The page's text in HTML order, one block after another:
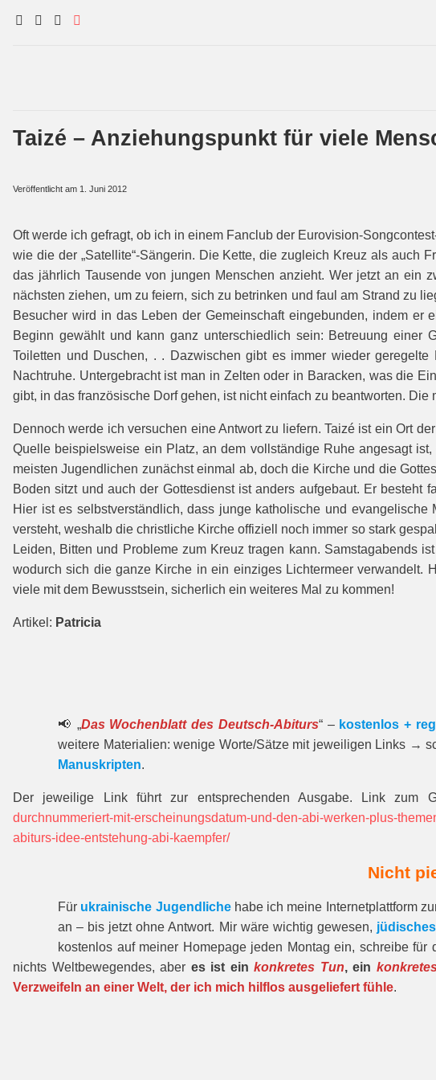
Taizé – Anziehungspunkt für viele
Veröffentlicht am 1. Juni 2012
Oft werde ich gefragt, ob ich in einem Fanclub der Eurovision-
wie die der „Satellite“-Sängerin. Die Kette, die zugleich Kreuz als auch
das jährlich Tausende von jungen Menschen anzieht. Wer jetzt an ein
nächsten ziehen, um zu feiern, sich zu betrinken und faul am Strand zu
Besucher wird in das Leben der Gemeinschaft eingebunden, indem
Beginn gewählt und kann ganz unterschiedlich sein: Betreuung einer
Toiletten und Duschen, . . Dazwischen gibt es immer wieder
Nachtruhe. Untergebracht ist man in Zelten oder in Baracken, was die
gibt, in das französische Dorf gehen, ist nicht einfach zu beantworten.
Dennoch werde ich versuchen eine Antwort zu liefern. Taizé ist ein Ort
Quelle beispielsweise ein Platz, an dem vollständige Ruhe angesagt
meisten Jugendlichen zunächst einmal ab, doch die Kirche und die
Boden sitzt und auch der Gottesdienst ist anders aufgebaut. Er
Hier ist es selbstverständlich, dass junge katholische und
versteht, weshalb die christliche Kirche offiziell noch immer so stark
Leiden, Bitten und Probleme zum Kreuz tragen kann. Samstagabends
wodurch sich die ganze Kirche in ein einziges Lichtermeer verwandelt.
viele mit dem Bewusstsein, sicherlich ein weiteres Mal zu kommen!
Artikel: Patricia
📢 „Das Wochenblatt des Deutsch-Abiturs“ – kostenlos +
weitere Materialien: wenige Worte/Sätze mit jeweiligen Links →
Manuskripten.
Der jeweilige Link führt zur entspre­chenden Ausgabe. Link zum
durchnummeriert-mit-erscheinungsdatum-und-den-abi-werken-plus-
abiturs-idee-entstehung-abi-kaempfer/
Nicht
Für ukrainische Jugendlichehabe ich meine Internetplattform
an – bis jetzt ohne Antwort. Mir wäre wichtig gewesen,
kostenlos auf meiner Homepage jeden Montag ein, schreibe für
nichts Weltbewegendes, aber es ist einkonkretes Tun, ein
Verzweifeln an einer Welt, der ich mich hilflos ausgeliefert fühle.